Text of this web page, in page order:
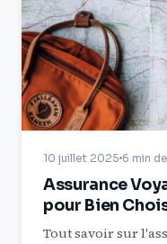
10 juillet 2025 6 min
Assurance
pour Bien
Tout savoir sur